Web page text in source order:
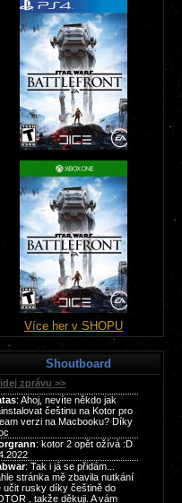
Více her v SHOPU
Shoutboard